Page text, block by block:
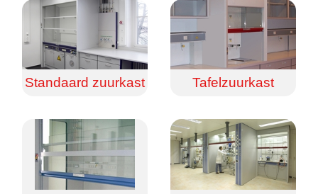
Standaard zuurkast Tafelzuurkast